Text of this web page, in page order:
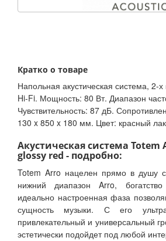
Кратко о товаре
Напольная акустическая система, 2-
Hi-Fi. Мощность: 80 Вт. Диапазон
Чувствительность: 87 дБ.
130 x 850 x 180 мм. Цвет: красный
Акустическая система Totem
glossy red - подробно:
Totem Arro нацелен прямо в душу
нижний диапазон Arro,
идеально настроенная фаза
сущность музыки. С его
привлекательный и универсальный
эстетически подойдет под любой